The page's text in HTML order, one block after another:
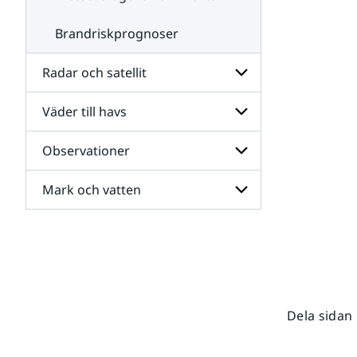
Brandriskprognoser
Radar och satellit
Undersidor
för
Radar
och
satellit
Väder till havs
Undersidor
för
Väder
till
havs
Observationer
Undersidor
för
Mark och vatten
Dela sidan